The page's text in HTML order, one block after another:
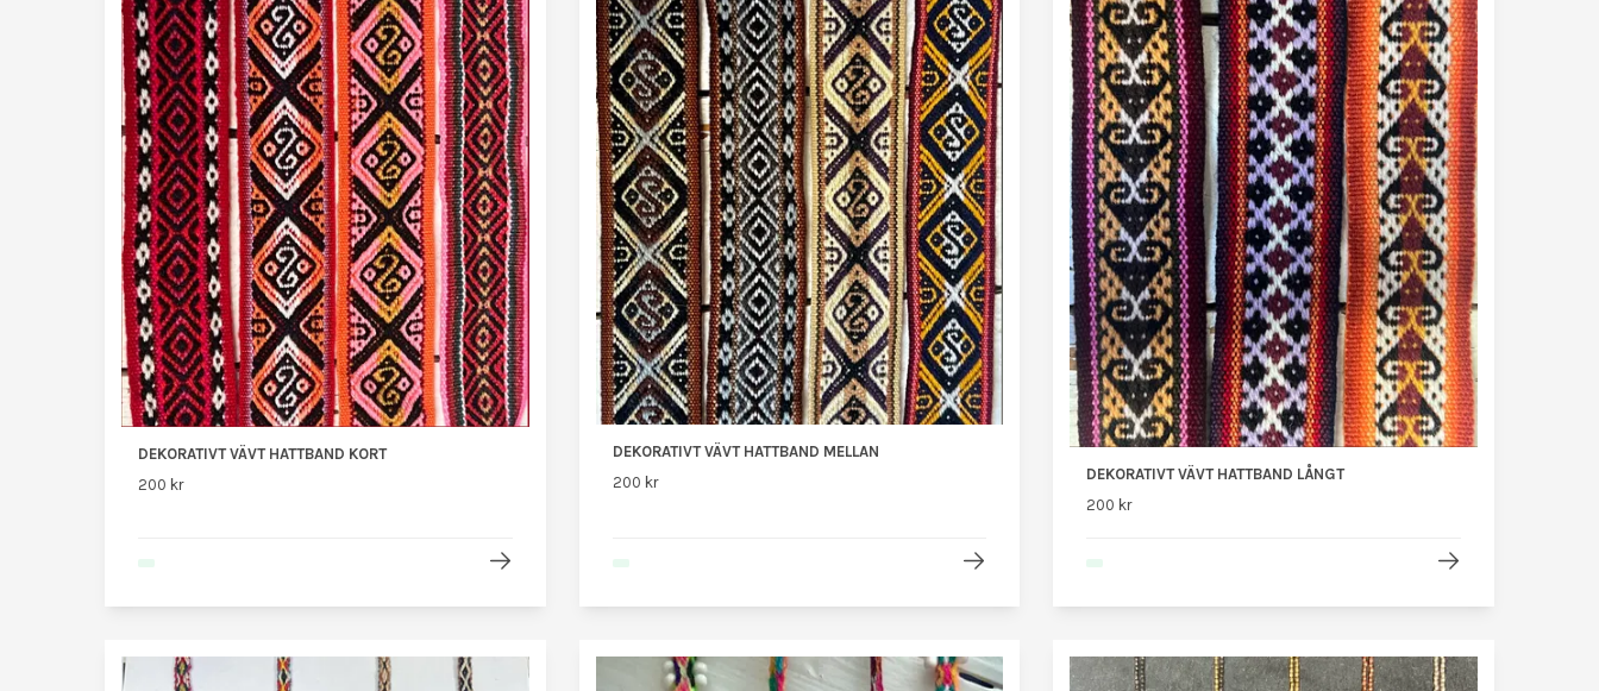
DEKORATIVT VÄVT HATTBAND KORT
200 kr
DEKORATIVT VÄVT HATTBAND MELLAN
200 kr
DEKORATIVT VÄVT HATTBAND LÅNGT
200 kr